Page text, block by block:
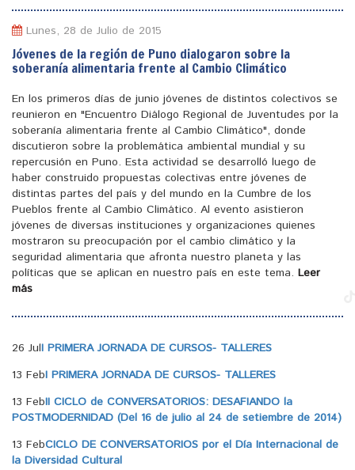
Lunes, 28 de Julio de 2015
Jóvenes de la región de Puno dialogaron sobre la
soberanía alimentaria frente al Cambio Climático
En los primeros días de junio jóvenes de distintos colectivos se
reunieron en "Encuentro Diálogo Regional de Juventudes por la
soberanía alimentaria frente al Cambio Climático", donde
discutieron sobre la problemática ambiental mundial y su
repercusión en Puno. Esta actividad se desarrolló luego de
haber construido propuestas colectivas entre jóvenes de
distintas partes del país y del mundo en la Cumbre de los
Pueblos frente al Cambio Climático. Al evento asistieron
jóvenes de diversas instituciones y organizaciones quienes
mostraron su preocupación por el cambio climático y la
seguridad alimentaria que afronta nuestro planeta y las
políticas que se aplican en nuestro país en este tema. Leer
más
26 JulI PRIMERA JORNADA DE CURSOS- TALLERES
13 FebI PRIMERA JORNADA DE CURSOS- TALLERES
13 FebII CICLO de CONVERSATORIOS: DESAFIANDO la
POSTMODERNIDAD (Del 16 de julio al 24 de setiembre de 2014)
13 FebCICLO DE CONVERSATORIOS por el Día Internacional de
la Diversidad Cultural